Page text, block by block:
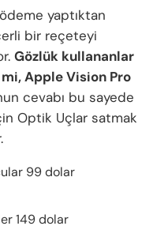
ödeme yaptıktan
bir reçeteyi
Gözlük kullananlar
Apple Vision Pro
cevabı bu sayede
Optik Uçlar satmak
99 dolar
149 dolar